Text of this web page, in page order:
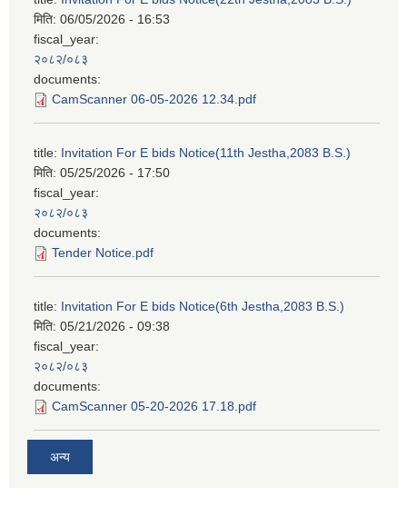
मिति: 06/05/2026 - 16:53
fiscal_year:
२०८२/०८३
documents:
CamScanner 06-05-2026 12.34.pdf
title: Invitation For E bids Notice(11th Jestha,2083 B.S.)
मिति: 05/25/2026 - 17:50
fiscal_year:
२०८२/०८३
documents:
Tender Notice.pdf
title: Invitation For E bids Notice(6th Jestha,2083 B.S.)
मिति: 05/21/2026 - 09:38
fiscal_year:
२०८२/०८३
documents:
CamScanner 05-20-2026 17.18.pdf
अन्य